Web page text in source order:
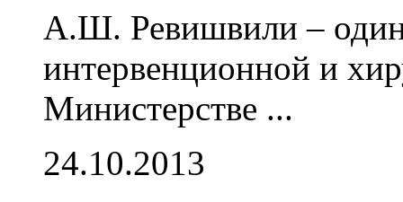
А.Ш. Ревишвили – один
интервенционной и
Министерстве ...
24.10.2013